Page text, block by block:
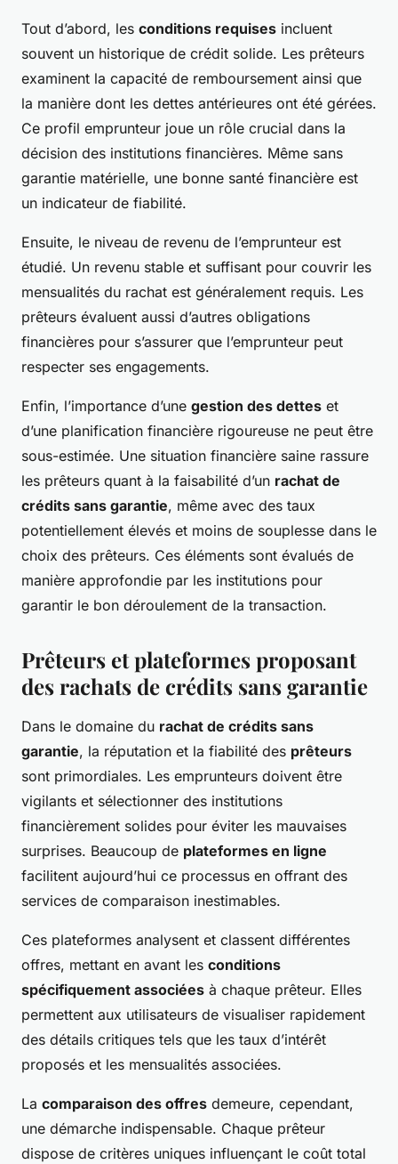
Tout d’abord, les conditions requises incluent
souvent un historique de crédit solide. Les prêteurs
examinent la capacité de remboursement ainsi que
la manière dont les dettes antérieures ont été gérées.
Ce profil emprunteur joue un rôle crucial dans la
décision des institutions financières. Même sans
garantie matérielle, une bonne santé financière est
un indicateur de fiabilité.
Ensuite, le niveau de revenu de l’emprunteur est
étudié. Un revenu stable et suffisant pour couvrir les
mensualités du rachat est généralement requis. Les
prêteurs évaluent aussi d’autres obligations
financières pour s’assurer que l’emprunteur peut
respecter ses engagements.
Enfin, l’importance d’une gestion des dettes et
d’une planification financière rigoureuse ne peut être
sous-estimée. Une situation financière saine rassure
les prêteurs quant à la faisabilité d’un rachat de
crédits sans garantie, même avec des taux
potentiellement élevés et moins de souplesse dans le
choix des prêteurs. Ces éléments sont évalués de
manière approfondie par les institutions pour
garantir le bon déroulement de la transaction.
Prêteurs et plateformes proposant
des rachats de crédits sans garantie
Dans le domaine du rachat de crédits sans
garantie, la réputation et la fiabilité des prêteurs
sont primordiales. Les emprunteurs doivent être
vigilants et sélectionner des institutions
financièrement solides pour éviter les mauvaises
surprises. Beaucoup de plateformes en ligne
facilitent aujourd’hui ce processus en offrant des
services de comparaison inestimables.
Ces plateformes analysent et classent différentes
offres, mettant en avant les conditions
spécifiquement associées à chaque prêteur. Elles
permettent aux utilisateurs de visualiser rapidement
des détails critiques tels que les taux d’intérêt
proposés et les mensualités associées.
La comparaison des offres demeure, cependant,
une démarche indispensable. Chaque prêteur
dispose de critères uniques influençant le coût total